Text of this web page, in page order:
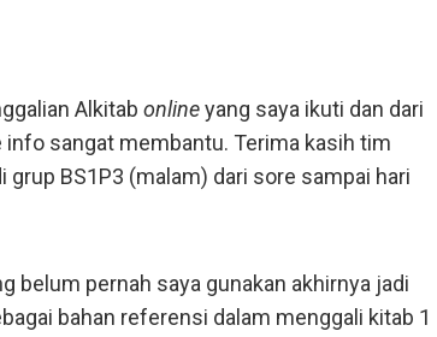
Alkitab onlineyang saya ikuti dan dari
sangat membantu. Terima kasih tim
grup BS1P3 (malam) dari sore sampai hari
belum pernah saya gunakan akhirnya jadi
bahan referensi dalam menggali kitab 1